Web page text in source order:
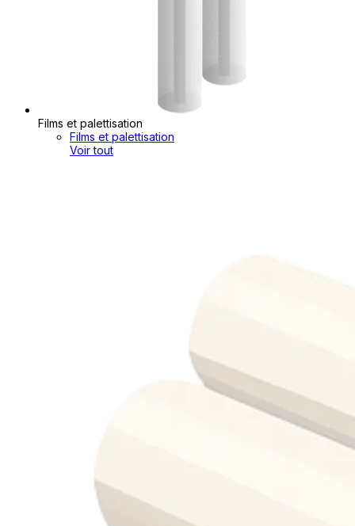
Films et palettisation
Films et palettisation
Voir tout